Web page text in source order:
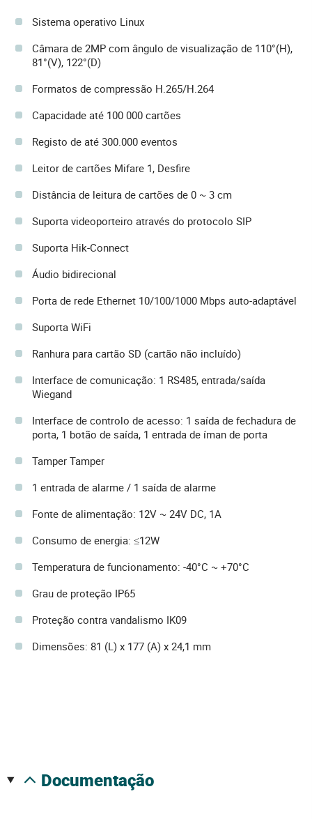
Sistema operativo Linux
Câmara de 2MP com ângulo de visualização de 110°(H),
81°(V), 122°(D)
Formatos de compressão H.265/H.264
Capacidade até 100 000 cartões
Registo de até 300.000 eventos
Leitor de cartões Mifare 1, Desfire
Distância de leitura de cartões de 0 ~ 3 cm
Suporta videoporteiro através do protocolo SIP
Suporta Hik-Connect
Áudio bidirecional
Porta de rede Ethernet 10/100/1000 Mbps auto-adaptável
Suporta WiFi
Ranhura para cartão SD (cartão não incluído)
Interface de comunicação: 1 RS485, entrada/saída
Wiegand
Interface de controlo de acesso: 1 saída de fechadura de
porta, 1 botão de saída, 1 entrada de íman de porta
Tamper Tamper
1 entrada de alarme / 1 saída de alarme
Fonte de alimentação: 12V ~ 24V DC, 1A
Consumo de energia: ≤12W
Temperatura de funcionamento: -40°C ~ +70°C
Grau de proteção IP65
Proteção contra vandalismo IK09
Dimensões: 81 (L) x 177 (A) x 24,1 mm
documentação